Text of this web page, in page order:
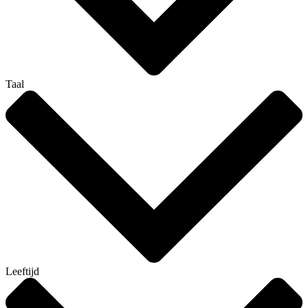
Taal
Leeftijd